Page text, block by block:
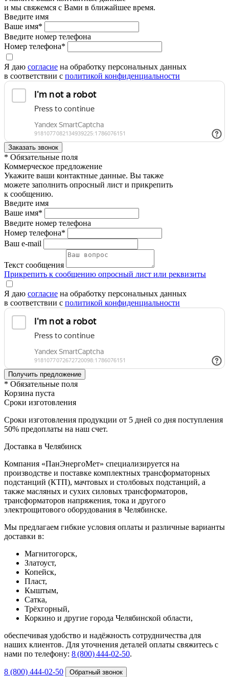
и мы свяжемся с Вами в ближайшее время.
Введите имя
Ваше имя*
Введите номер телефона
Номер телефона*
Я даю согласие на обработку персональных данных
в соответствии с политикой конфиденциальности
* Обязательные поля
Коммерческое предложение
Укажите ваши контактные данные. Вы также
можете заполнить опросный лист и прикрепить
к сообщению.
Введите имя
Ваше имя*
Введите номер телефона
Номер телефона*
Ваш e-mail
Текст сообщения
Прикрепить к сообщению опросный лист или реквизиты
Я даю согласие на обработку персональных данных
в соответствии с политикой конфиденциальности
* Обязательные поля
Корзина пуста
Сроки изготовления
Сроки изготовления продукции от 5 дней со дня поступления
50% предоплаты на наш счет.
Доставка в Челябинск
Компания «ПанЭнергоМет» специализируется на
производстве и поставке комплектных трансформаторных
подстанций (КТП), мачтовых и столбовых подстанций, а
также масляных и сухих силовых трансформаторов,
трансформаторов напряжения, тока и другого
электрощитового оборудования в Челябинске.
Мы предлагаем гибкие условия оплаты и различные варианты
доставки в:
Магнитогорск,
Златоуст,
Копейск,
Пласт,
Кыштым,
Сатка,
Трёхгорный,
Коркино и другие города Челябинской области,
обеспечивая удобство и надёжность сотрудничества для
наших клиентов. Для уточнения деталей оплаты свяжитесь с
нами по телефону: 8 (800) 444‑02‑50.
8 (800) 444-02-50